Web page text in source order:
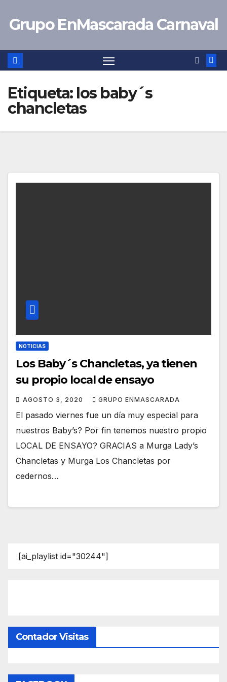
Grupo EnMascarada Carnaval
Etiqueta: los baby´s
chancletas
NOTICIAS
Los Baby´s Chancletas, ya tienen
su propio local de ensayo
AGOSTO 3, 2020 GRUPO ENMASCARADA
El pasado viernes fue un día muy especial para
nuestros Baby’s? Por fin tenemos nuestro propio
LOCAL DE ENSAYO? GRACIAS a Murga Lady’s
Chancletas y Murga Los Chancletas por
cedernos…
[ai_playlist id="30244"]
Contador Visitas